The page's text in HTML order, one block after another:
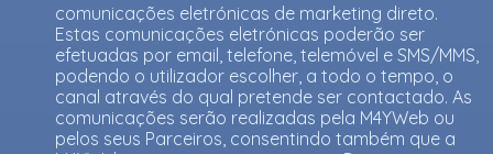
comunicações eletrónicas de marketing direto.
Estas comunicações eletrónicas poderão ser
efetuadas por email, telefone, telemóvel e SMS/MMS,
podendo o utilizador escolher, a todo o tempo, o
canal através do qual pretende ser contactado. As
comunicações serão realizadas pela M4YWeb ou
pelos seus Parceiros, consentindo também que a